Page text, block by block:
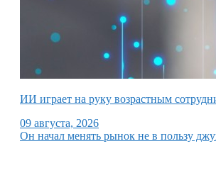
ИИ играет на руку возрастным
09 августа, 2026
Он начал менять рынок не в пользу